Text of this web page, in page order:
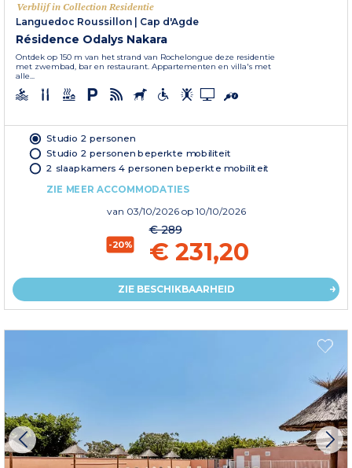
Verblijf in Collection Residentie
Languedoc Roussillon
Cap d'Agde
Résidence Odalys Nakara
Ontdek op 150 m van het strand van Rochelongue deze residentie
met zwembad, bar en restaurant. Appartementen en villa's met
alle...
Studio 2 personen
Studio 2 personen beperkte mobiliteit
2 slaapkamers 4 personen beperkte mobiliteit
ZIE MEER ACCOMMODATIES
van 03/10/2026 op 10/10/2026
-20%
€ 289
€ 231,20
ZIE BESCHIKBAARHEID